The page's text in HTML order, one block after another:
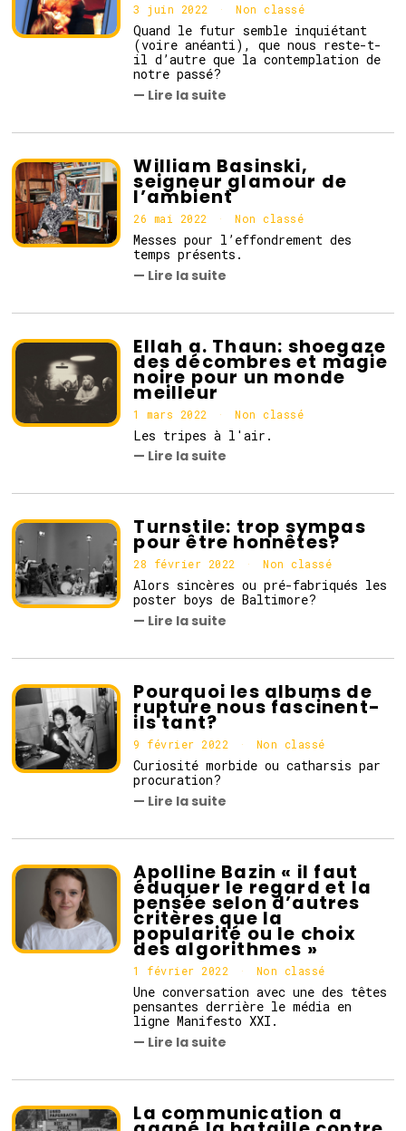
2
3 juin 2022
u
i
n
2
0
Non classé
Quand le futur semble inquiétant
(voire anéanti), que nous reste-t-
il d’autre que la contemplation de
notre passé?
— Lire la suite
William Basinski,
seigneur glamour de
l’ambient
26 mai 2022 Non classé
Messes pour l’effondrement des
temps présents.
— Lire la suite
Ellah a. Thaun: shoegaze
des décombres et magie
noire pour un monde
meilleur
1 mars 2022
a
r
2
Non classé
Les tripes à l'air.
— Lire la suite
Turnstile: trop sympas
pour être honnêtes?
28 février 2022
f
é
2
0
Non classé
Alors sincères ou pré-fabriqués les
poster boys de Baltimore?
— Lire la suite
Pourquoi les albums de
rupture nous fascinent-
ils tant?
9 février 2022 Non classé
Curiosité morbide ou catharsis par
procuration?
— Lire la suite
Apolline Bazin « il faut
éduquer le regard et la
pensée selon d’autres
critères que la
popularité ou le choix
des algorithmes »
1 février 2022
f
é
v
r
2
Non classé
Une conversation avec une des têtes
pensantes derrière le média en
ligne Manifesto XXI.
— Lire la suite
La communication a